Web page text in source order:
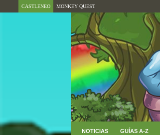
CASTLENEO MONKEY QUEST
NOTICIAS GUÍAS A-Z